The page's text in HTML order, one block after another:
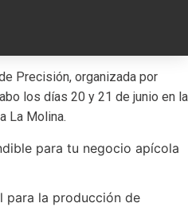
Precisión, organizada por
los días 20 y 21 de junio en la
La Molina.
para tu negocio apícola
para la producción de